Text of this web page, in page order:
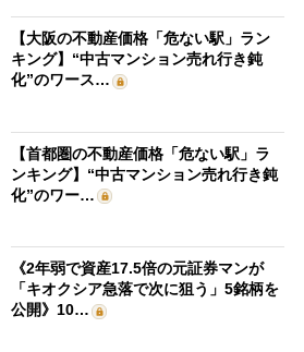
【大阪の不動産価格「危ない駅」ラン
キング】“中古マンション売れ行き鈍
化”のワース…
【首都圏の不動産価格「危ない駅」ラ
ンキング】“中古マンション売れ行き鈍
化”のワー…
《2年弱で資産17.5倍の元証券マンが
「キオクシア急落で次に狙う」5銘柄を
公開》10…